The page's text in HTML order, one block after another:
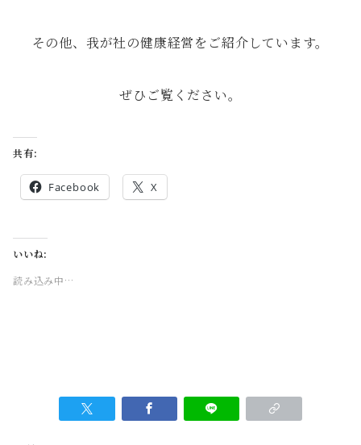
その他、我が社の健康経営をご紹介しています。
ぜひご覧ください。
共有:
Facebook X
いいね:
読み込み中…